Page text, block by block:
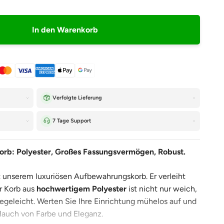
In den Warenkorb
Verfolgte Lieferung
7 Tage Support
Polyester, Großes Fassungsvermögen, Robust.
luxuriösen Aufbewahrungskorb. Er verleiht
Korb aus hochwertigem Polyester ist nicht nur weich,
Werten Sie Ihre Einrichtung mühelos auf und
von Farbe und Eleganz.